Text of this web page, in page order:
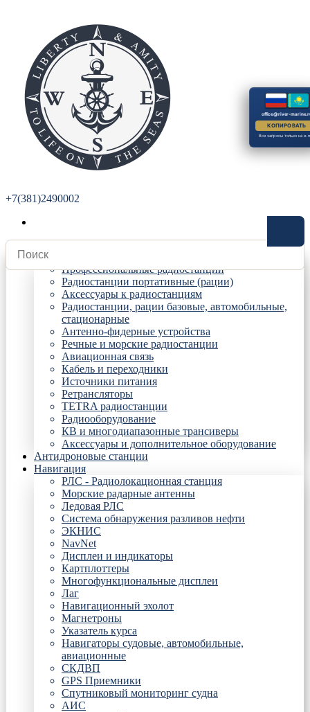
+7(381)2490002
Радиостанции
Профессиональные радиостанции
Радиостанции портативные (рации)
Аксессуары к радиостанциям
Радиостанции, рации базовые, автомобильные,
стационарные
Антенно-фидерные устройства
Речные и морские радиостанции
Авиационная связь
Кабель и переходники
Источники питания
Ретрансляторы
TETRA радиостанции
Радиооборудование
КВ и многодиапазонные трансиверы
Аксессуары и дополнительное оборудование
Антидроновые станции
Навигация
РЛС - Радиолокационная станция
Морские радарные антенны
Ледовая РЛС
Система обнаружения разливов нефти
ЭКНИС
NavNet
Дисплеи и индикаторы
Картплоттеры
Многофункциональные дисплеи
Лаг
Навигационный эхолот
Магнетроны
Указатель курса
Навигаторы судовые, автомобильные,
авиационные
СКДВП
GPS Приемники
Спутниковый мониторинг судна
АИС
office@river-
КОПИРОВАТЬ
Все запросы только на e-